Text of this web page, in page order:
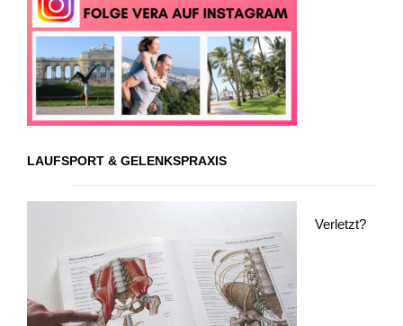
LAUFSPORT & GELENKSPRAXIS
Verletzt?